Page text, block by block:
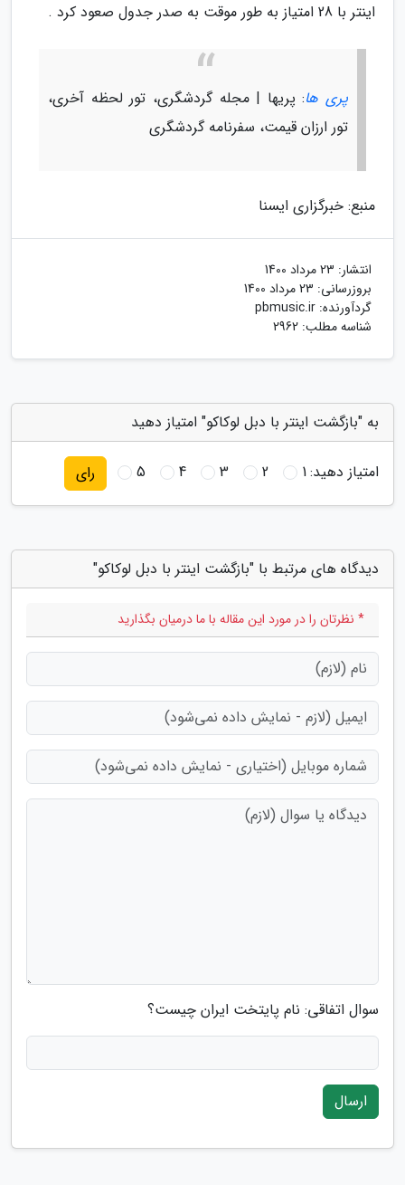
اینتر با 28 امتیاز به طور موقت به صدر جدول صعود کرد .
پری ها: پریها | مجله گردشگری، تور لحظه آخری،
تور ارزان قیمت، سفرنامه گردشگری
منبع: خبرگزاری ایسنا
انتشار: 23 مرداد 1400
بروزرسانی: 23 مرداد 1400
گردآورنده: pbmusic.ir
شناسه مطلب: 2962
به "بازگشت اینتر با دبل لوکاکو" امتیاز دهید
امتیاز دهید:1
2
3
4
5 رای
دیدگاه های مرتبط با "بازگشت اینتر با دبل لوکاکو"
* نظرتان را در مورد این مقاله با ما درمیان بگذارید
سوال اتفاقی: نام پایتخت ایران چیست؟
ارسال